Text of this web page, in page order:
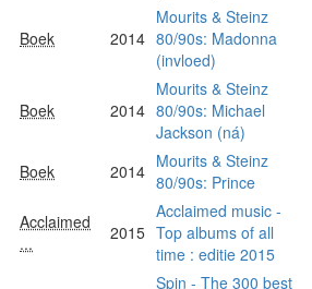
Boek 2014
Mourits & Steinz
80/90s: Madonna
(invloed)
Boek 2014
Mourits & Steinz
80/90s: Michael
Jackson (ná)
Boek 2014 Mourits & Steinz
80/90s: Prince
Acclaimed
...
2015
Acclaimed music -
Top albums of all
time : editie 2015
Spin - The 300 best